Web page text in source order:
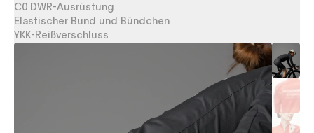
C0 DWR-Ausrüstung
Elastischer Bund und Bündchen
YKK-Reißverschluss